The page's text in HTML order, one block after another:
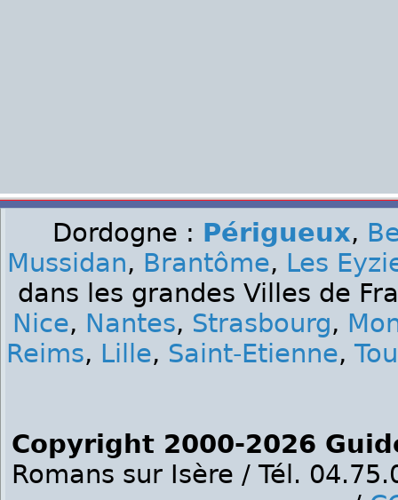
Dordogne : Périgueux,
Mussidan, Brantôme, Les
dans les grandes Villes de
Nice, Nantes, Strasbourg,
Reims, Lille, Saint-Etienne,
Copyright 2000-2026
Romans sur Isère / Tél.